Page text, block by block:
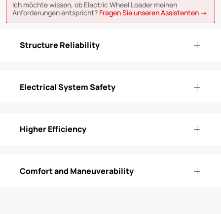
Ich möchte wissen, ob Electric Wheel Loader meinen
Anforderungen entspricht? Fragen Sie unseren Assistenten →
Structure Reliability
Electrical System Safety
Higher Efficiency
Comfort and Maneuverability